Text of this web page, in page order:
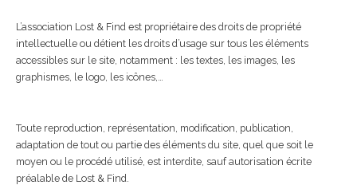
L’association Lost & Find est propriétaire des droits de propriété
intellectuelle ou détient les droits d’usage sur tous les éléments
accessibles sur le site, notamment : les textes, les images, les
graphismes, le logo, les icônes,…
Toute reproduction, représentation, modification, publication,
adaptation de tout ou partie des éléments du site, quel que soit le
moyen ou le procédé utilisé, est interdite, sauf autorisation écrite
préalable de Lost & Find.